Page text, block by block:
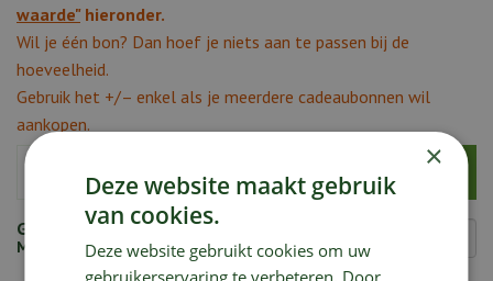
waarde"hieronder.
Wil je één bon? Dan hoef je niets aan te passen bij de
hoeveelheid.
Gebruik het +/– enkel als je meerdere cadeaubonnen wil
aankopen.
Gewenste waarde
Minimale waarde: € 5,00
×
Deze website maakt gebruik
van cookies.
Deze website gebruikt cookies om uw
gebruikerservaring te verbeteren. Door